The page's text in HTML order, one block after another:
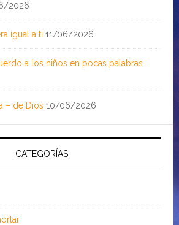
2026
igual a ti 11/06/2026
a los niños en pocas palabras
– de Dios 10/06/2026
CATEGORÍAS